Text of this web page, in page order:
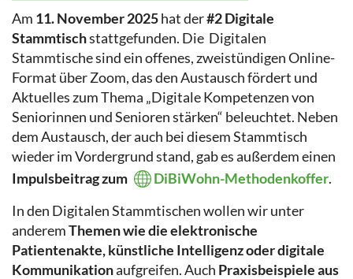
Am 11. November 2025hat der#2 Digitale
Stammtischstattgefunden. Die Digitalen
Stammtische sind ein offenes, zweistündigen Online-
Format über Zoom, das den Austausch fördert und
Aktuelles zum Thema „Digitale Kompetenzen von
Seniorinnen und Senioren stärken“ beleuchtet. Neben
dem Austausch, der auch bei diesem Stammtisch
wieder im Vordergrund stand, gab es außerdem einen
Impulsbeitrag zum
DiBiWohn-Methodenkoffer.
In den Digitalen Stammtischen wollen wir unter
anderemThemen wie die elektronische
Patientenakte, künstliche Intelligenz oder digitale
Kommunikationaufgreifen. Auch Praxisbeispiele aus